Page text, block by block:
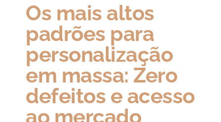
Os mais altos
padrões para
personalização
em massa: Zero
defeitos e acesso
ao mercado